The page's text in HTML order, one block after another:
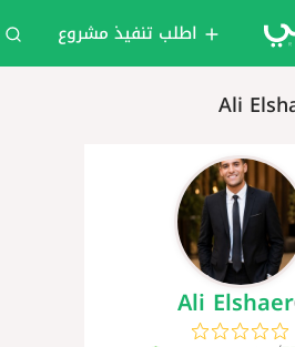
اطلب تنفيذ مشروع
Ali Elshaer